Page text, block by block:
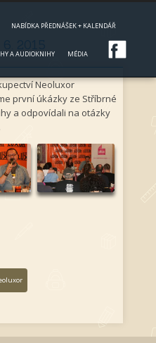
NABÍDKA PŘEDNÁŠEK + KALENDÁŘ
A AUDIOKNIHY MÉDIA
2015
Neoluxor
první úkázky ze Stříbrné
a odpovídali na otázky